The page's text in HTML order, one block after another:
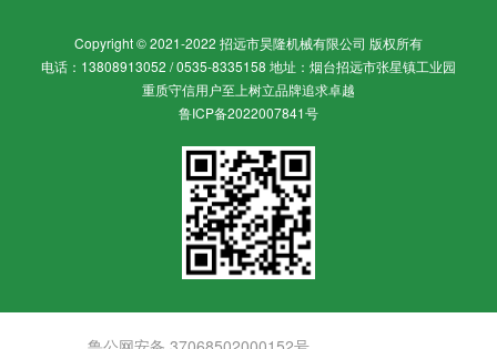
Copyright © 2021-2022 招远市昊隆机械有限公司 版权所有
电话：13808913052 / 0535-8335158 地址：烟台招远市张星镇工业园
重质守信用户至上树立品牌追求卓越
鲁ICP备2022007841号